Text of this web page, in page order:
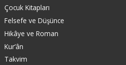
Çocuk Kitapları
Felsefe ve Düşünce
Hikâye ve Roman
Kur’ân
Takvim